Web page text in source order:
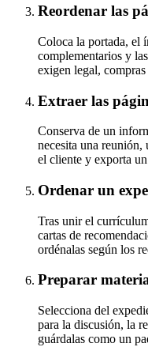
Reordenar las
Coloca la portada, el
complementarios y
exigen legal,
Extraer las
Conserva de un
necesita una
el cliente y exporta
Ordenar un
Tras unir el
cartas de
ordénalas según los
Preparar
Selecciona del
para la discusión, la
guárdalas como un